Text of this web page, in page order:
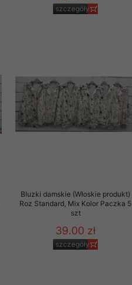
szczegóły
Bluzki damskie (Włoskie produkt)
Roz Standard, Mix Kolor Paczka 5
szt
39.00 zł
szczegóły